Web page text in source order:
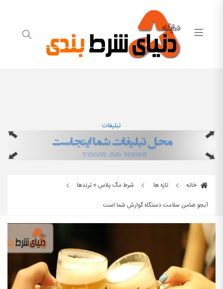
تبلیغات
خانه تازه ها
شرط مگ پلاس + ترندها
آبجو ضامن سلامت دستگاه گوارش شما است